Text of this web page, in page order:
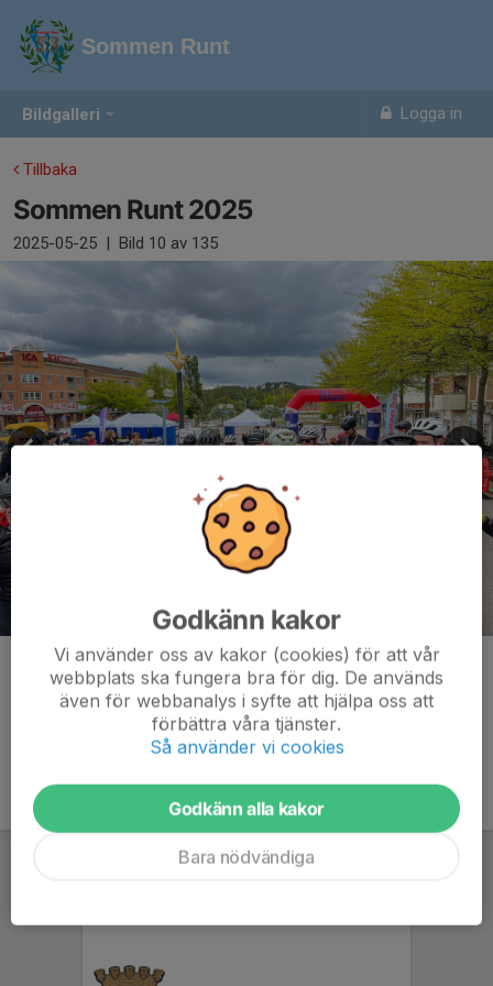
Bildgalleri Logga in
Sommen Runt
Tillbaka
Sommen Runt 2025
2025-05-25 | Bild 10 av 135
Kommentarer
Godkänn kakor
Vi använder oss av kakor (cookies) för att vår
webbplats ska fungera bra för dig. De används
även för webbanalys i syfte att hjälpa oss att
förbättra våra tjänster.
Så använder vi cookies
Godkänn alla kakor
Bara nödvändiga